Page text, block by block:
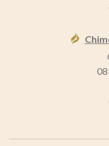
Guardar